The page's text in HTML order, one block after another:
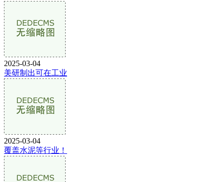
2025-03-04
美研制出可在工业
2025-03-04
覆盖水泥等行业！